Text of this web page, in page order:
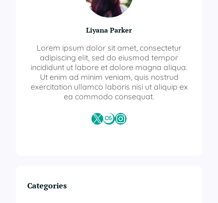
Liyana Parker
Lorem ipsum dolor sit amet, consectetur
adipiscing elit, sed do eiusmod tempor
incididunt ut labore et dolore magna aliqua.
Ut enim ad minim veniam, quis nostrud
exercitation ullamco laboris nisi ut aliquip ex
ea commodo consequat.
X Last.fmInstagram
Categories